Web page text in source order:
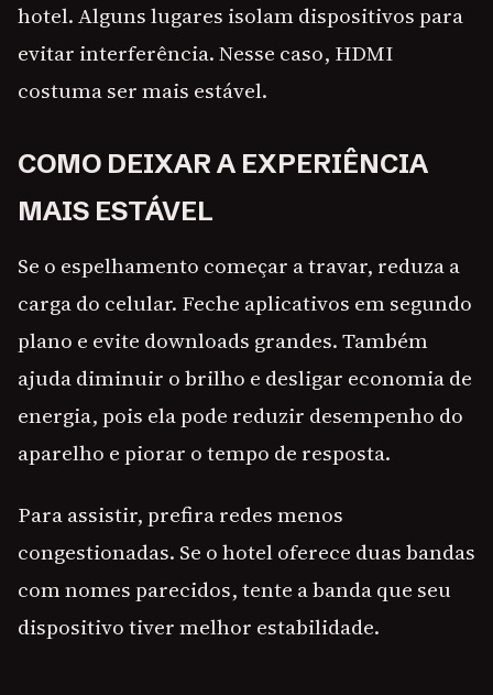
hotel. Alguns lugares isolam dispositivos para
evitar interferência. Nesse caso, HDMI
costuma ser mais estável.
COMO DEIXAR A EXPERIÊNCIA
MAIS ESTÁVEL
Se o espelhamento começar a travar, reduza a
carga do celular. Feche aplicativos em segundo
plano e evite downloads grandes. Também
ajuda diminuir o brilho e desligar economia de
energia, pois ela pode reduzir desempenho do
aparelho e piorar o tempo de resposta.
Para assistir, prefira redes menos
congestionadas. Se o hotel oferece duas bandas
com nomes parecidos, tente a banda que seu
dispositivo tiver melhor estabilidade.